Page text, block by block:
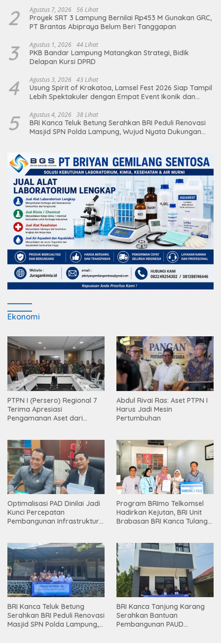
2 Agustus 7, 2026 56 Lihat
Proyek SRT 3 Lampung Bernilai Rp453 M Gunakan GRC,
PT Brantas Abipraya Belum Beri Tanggapan
3 Agustus 1, 2026 44 Lihat
PKB Bandar Lampung Matangkan Strategi, Bidik
Delapan Kursi DPRD
4 Agustus 3, 2026 43 Lihat
Usung Spirit of Krakatoa, Lamsel Fest 2026 Siap Tampil
Lebih Spektakuler dengan Empat Event Ikonik dan
5 Agustus 4, 2026 38 Lihat
BRI Kanca Teluk Betung Serahkan BRI Peduli Renovasi
Masjid SPN Polda Lampung, Wujud Nyata Dukungan
Ekonomi
PTPN I (Persero) Regional 7
Terima Apresiasi
Pengamanan Aset dari
Abdul Rivai Ras: Aset PTPN I
Harus Jadi Mesin
Pertumbuhan
Optimalisasi PAD Dinilai Jadi
Kunci Percepatan
Pembangunan Infrastruktur
Program BRImo Telkomsel
Hadirkan Kejutan, BRI Unit
Brabasan BRI Kanca Tulang
Mesuji
BRI Kanca Teluk Betung
Serahkan BRI Peduli Renovasi
Masjid SPN Polda Lampung,
BRI Kanca Tanjung Karang
Serahkan Bantuan
Pembangunan PAUD